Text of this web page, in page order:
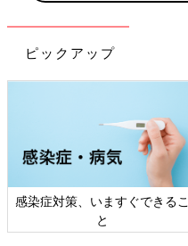
ピックアップ
感染症対策、いますぐできるこ
と